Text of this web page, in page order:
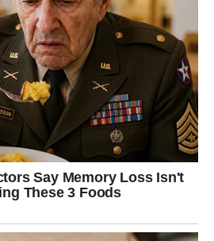
u vezi samo iz navike ili
lako, ali će doneti slobodu koju
zatvaraju vrata
o osobi iz prošlosti, uskoro ćete
priču konačno završite. Više